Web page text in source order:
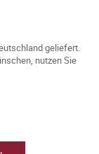
geliefert.
nutzen Sie